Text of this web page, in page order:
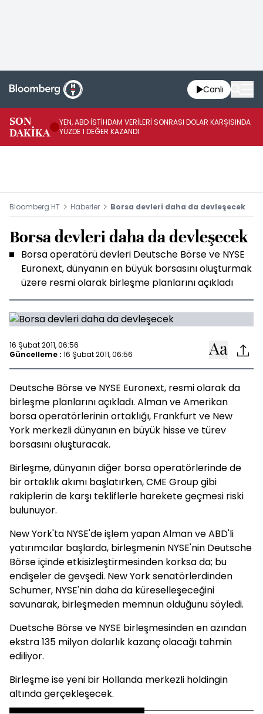
Canlı
SON
DAKİKA
YEN, ABD İSTİHDAM VERİLERİ SONRASI DOLAR KARŞISINDA
YÜZDE 1 DEĞER KAZANDI
Bloomberg HT Haberler Borsa devleri daha da devleşecek
Borsa devleri daha da devleşecek
Borsa operatörü devleri Deutsche Börse ve NYSE
Euronext, dünyanın en büyük borsasını oluşturmak
üzere resmi olarak birleşme planlarını açıkladı
16 Şubat 2011, 06:56
Güncelleme : 16 Şubat 2011, 06:56
Deutsche Börse ve NYSE Euronext, resmi olarak da
birleşme planlarını açıkladı. Alman ve Amerikan
borsa operatörlerinin ortaklığı, Frankfurt ve New
York merkezli dünyanın en büyük hisse ve türev
borsasını oluşturacak.
Birleşme, dünyanın diğer borsa operatörlerinde de
bir ortaklık akımı başlatırken, CME Group gibi
rakiplerin de karşı tekliflerle harekete geçmesi riski
bulunuyor.
New York'ta NYSE'de işlem yapan Alman ve ABD'li
yatırımcılar başlarda, birleşmenin NYSE'nin Deutsche
Börse içinde etkisizleştirmesinden korksa da; bu
endişeler de gevşedi. New York senatörlerdinden
Schumer, NYSE'nin daha da küreselleşeceğini
savunarak, birleşmeden memnun olduğunu söyledi.
Duetsche Börse ve NYSE birleşmesinden en azından
ekstra 135 milyon dolarlık kazanç olacağı tahmin
ediliyor.
Birleşme ise yeni bir Hollanda merkezli holdingin
altında gerçekleşecek.